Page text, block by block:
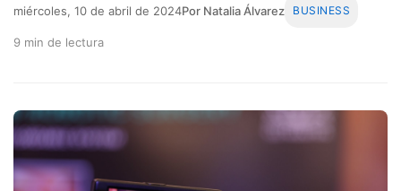
miércoles, 10 de abril de 2024Por Natalia Álvarez BUSINESS
9 min de lectura